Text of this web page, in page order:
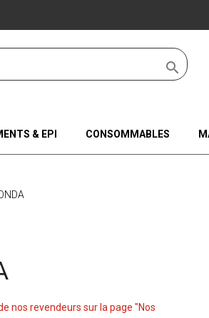

& EPI CONSOMMABLES
nos revendeurs sur la page "Nos